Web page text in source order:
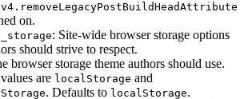
on.
: Site-wide browser storage options
should strive to respect.
browser storage theme authors should use.
are localStorage and
. Defaults to localStorage.